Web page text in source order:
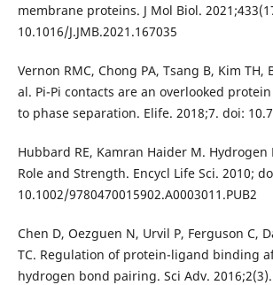
membrane proteins. J Mol Biol.
10.1016/J.JMB.2021.167035
Vernon RMC, Chong PA, Tsang B, Kim TH,
al. Pi-Pi contacts are an overlooked
to phase separation. Elife. 2018;7. doi:
Hubbard RE, Kamran Haider M. Hydrogen
Role and Strength. Encycl Life Sci. 2010;
10.1002/9780470015902.A0003011.PUB2
Chen D, Oezguen N, Urvil P, Ferguson C,
TC. Regulation of protein-ligand binding
hydrogen bond pairing. Sci Adv.